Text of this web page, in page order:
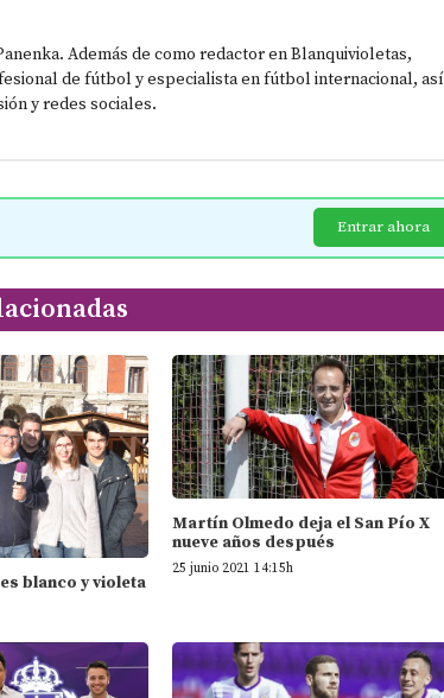
Además de como redactor en Blanquivioletas,
de fútbol y especialista en fútbol internacional, así
y redes sociales.
Entrar ahora
blanco y violeta
Martín Olmedo deja el San Pío X
nueve años después
25 junio 2021 14:15h